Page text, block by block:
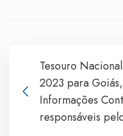
Tesouro
2023 para
Informações
responsáveis